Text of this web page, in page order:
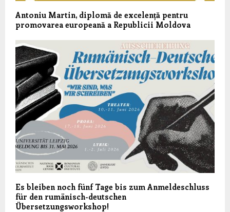
Antoniu Martin, diplomă de excelență pentru
promovarea europeană a Republicii Moldova
Es bleiben noch fünf Tage bis zum Anmeldeschluss
für den rumänisch-deutschen
Übersetzungsworkshop!